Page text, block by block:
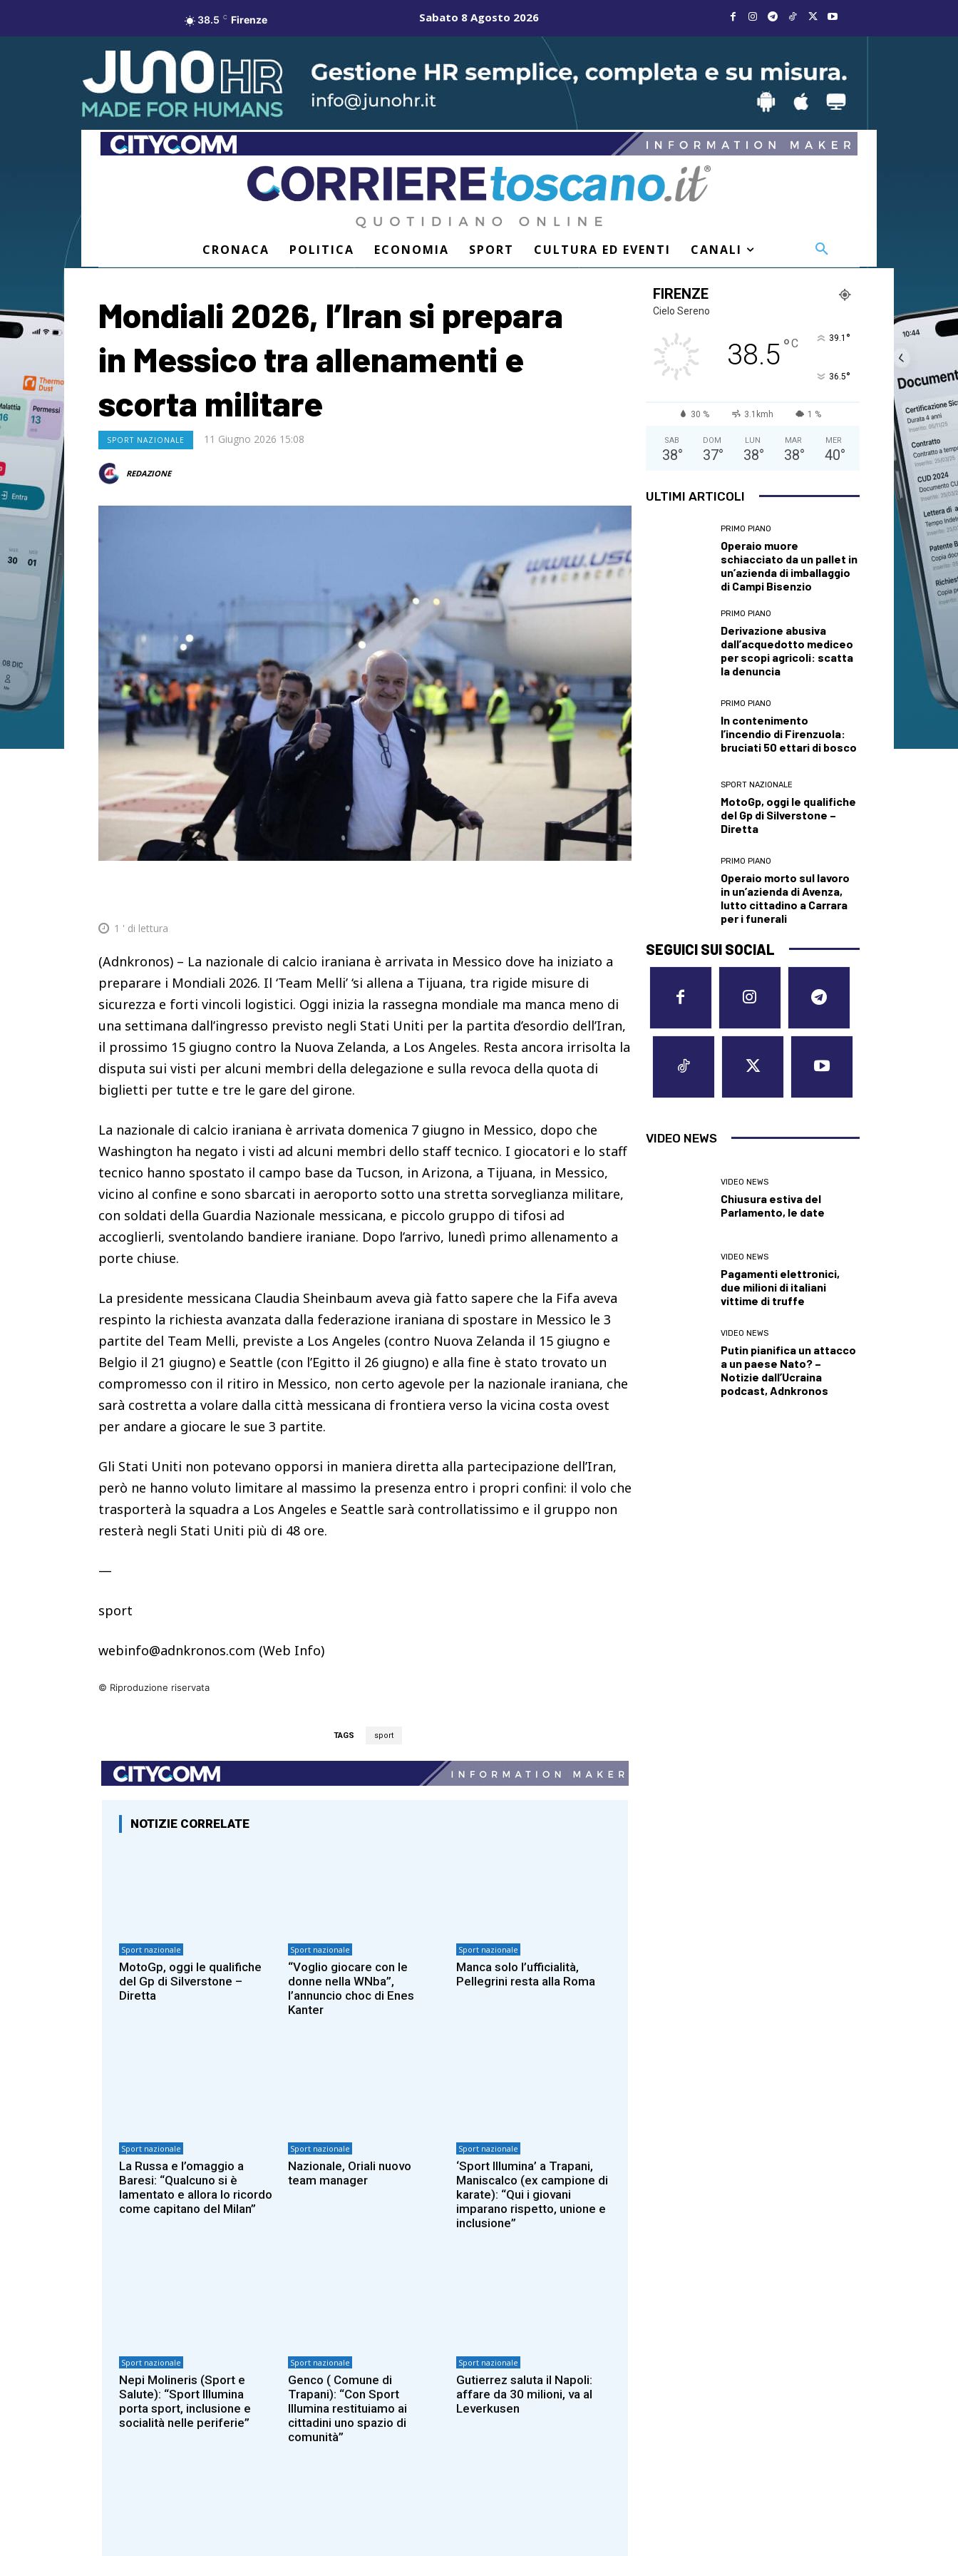
38.5 C Firenze Sabato 8 Agosto 2026
CRONACA POLITICA ECONOMIA SPORT CULTURA ED EVENTI CANALI
Mondiali 2026, l’Iran si prepara
in Messico tra allenamenti e
scorta militare
SPORT NAZIONALE 11 Giugno 2026 15:08
REDAZIONE
1 ' di lettura
(Adnkronos) – La nazionale di calcio iraniana è arrivata in Messico dove ha iniziato a
preparare i Mondiali 2026. Il ‘Team Melli’ ‘si allena a Tijuana, tra rigide misure di
sicurezza e forti vincoli logistici. Oggi inizia la rassegna mondiale ma manca meno di
una settimana dall’ingresso previsto negli Stati Uniti per la partita d’esordio dell’Iran,
il prossimo 15 giugno contro la Nuova Zelanda, a Los Angeles. Resta ancora irrisolta la
disputa sui visti per alcuni membri della delegazione e sulla revoca della quota di
biglietti per tutte e tre le gare del girone.
La nazionale di calcio iraniana è arrivata domenica 7 giugno in Messico, dopo che
Washington ha negato i visti ad alcuni membri dello staff tecnico. I giocatori e lo staff
tecnico hanno spostato il campo base da Tucson, in Arizona, a Tijuana, in Messico,
vicino al confine e sono sbarcati in aeroporto sotto una stretta sorveglianza militare,
con soldati della Guardia Nazionale messicana, e piccolo gruppo di tifosi ad
accoglierli, sventolando bandiere iraniane. Dopo l’arrivo, lunedì primo allenamento a
porte chiuse.
La presidente messicana Claudia Sheinbaum aveva già fatto sapere che la Fifa aveva
respinto la richiesta avanzata dalla federazione iraniana di spostare in Messico le 3
partite del Team Melli, previste a Los Angeles (contro Nuova Zelanda il 15 giugno e
Belgio il 21 giugno) e Seattle (con l’Egitto il 26 giugno) e alla fine è stato trovato un
compromesso con il ritiro in Messico, non certo agevole per la nazionale iraniana, che
sarà costretta a volare dalla città messicana di frontiera verso la vicina costa ovest
per andare a giocare le sue 3 partite.
Gli Stati Uniti non potevano opporsi in maniera diretta alla partecipazione dell’Iran,
però ne hanno voluto limitare al massimo la presenza entro i propri confini: il volo che
trasporterà la squadra a Los Angeles e Seattle sarà controllatissimo e il gruppo non
resterà negli Stati Uniti più di 48 ore.
—
sport
webinfo@adnkronos.com (Web Info)
© Riproduzione riservata
TAGS sport
NOTIZIE CORRELATE
Sport nazionale
MotoGp, oggi le qualifiche
del Gp di Silverstone –
Diretta
Sport nazionale
“Voglio giocare con le
donne nella WNba”,
l’annuncio choc di Enes
Kanter
Sport nazionale
Manca solo l’ufficialità,
Pellegrini resta alla Roma
Sport nazionale
La Russa e l’omaggio a
Baresi: “Qualcuno si è
lamentato e allora lo ricordo
come capitano del Milan”
Sport nazionale
Nazionale, Oriali nuovo
team manager
Sport nazionale
‘Sport Illumina’ a Trapani,
Maniscalco (ex campione di
karate): “Qui i giovani
imparano rispetto, unione e
inclusione”
Sport nazionale
Nepi Molineris (Sport e
Salute): “Sport Illumina
porta sport, inclusione e
socialità nelle periferie”
Sport nazionale
Genco ( Comune di
Trapani): “Con Sport
Illumina restituiamo ai
cittadini uno spazio di
comunità”
Sport nazionale
Gutierrez saluta il Napoli:
affare da 30 milioni, va al
Leverkusen
FIRENZE
Cielo Sereno
38.5°C 39.1 °
36.5°
30 % 3.1kmh 1 %
SAB
38°
DOM
37°
LUN
38°
MAR
38°
MER
40°
ULTIMI ARTICOLI
PRIMO PIANO
Operaio muore
schiacciato da un pallet in
un’azienda di imballaggio
di Campi Bisenzio
PRIMO PIANO
Derivazione abusiva
dall’acquedotto mediceo
per scopi agricoli: scatta
la denuncia
PRIMO PIANO
In contenimento
l’incendio di Firenzuola:
bruciati 50 ettari di bosco
SPORT NAZIONALE
MotoGp, oggi le qualifiche
del Gp di Silverstone –
Diretta
PRIMO PIANO
Operaio morto sul lavoro
in un’azienda di Avenza,
lutto cittadino a Carrara
per i funerali
SEGUICI SUI SOCIAL
VIDEO NEWS
VIDEO NEWS
Chiusura estiva del
Parlamento, le date
VIDEO NEWS
Pagamenti elettronici,
due milioni di italiani
vittime di truffe
VIDEO NEWS
Putin pianifica un attacco
a un paese Nato? –
Notizie dall’Ucraina
podcast, Adnkronos